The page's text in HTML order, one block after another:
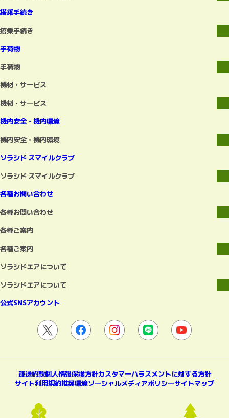
搭乗手続き
搭乗手続き
手荷物
手荷物
機材・サービス
機材・サービス
機内安全・機内環境
機内安全・機内環境
ソラシド スマイルクラブ
ソラシド スマイルクラブ
各種お問い合わせ
各種お問い合わせ
各種ご案内
各種ご案内
ソラシドエアについて
ソラシドエアについて
公式SNSアカウント
運送約款個人情報保護方針カスタマーハラスメントに対する方針
サイト利用規約推奨環境ソーシャルメディアポリシーサイトマップ